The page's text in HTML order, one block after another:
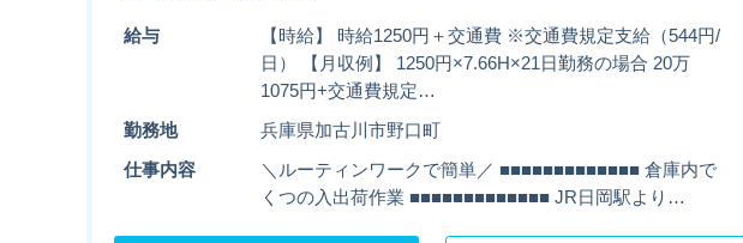
給与
【時給】 時給1250円＋交通費 ※交通費規定支給（544円/
日） 【月収例】 1250円×7.66H×21日勤務の場合 20万
1075円+交通費規定…
勤務地 兵庫県加古川市野口町
仕事内容
＼ルーティンワークで簡単／ ■■■■■■■■■■■■■ 倉庫内で
くつの入出荷作業 ■■■■■■■■■■■■■ JR日岡駅より…